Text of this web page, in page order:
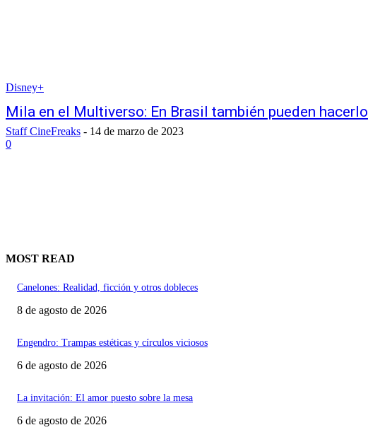
Disney+
Mila en el Multiverso: En Brasil también pueden hacerlo
Staff CineFreaks - 14 de marzo de 2023
0
MOST READ
Canelones: Realidad, ficción y otros dobleces
8 de agosto de 2026
Engendro: Trampas estéticas y círculos viciosos
6 de agosto de 2026
La invitación: El amor puesto sobre la mesa
6 de agosto de 2026